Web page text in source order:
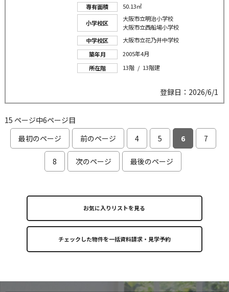
専有面積
50.13㎡
小学校区
大阪市立明治小学校
大阪市立西船場小学校
中学校区
大阪市立花乃井中学校
築年月
2005年4月
所在階
13階 / 13階建
登録日：2026/6/1
15 ページ中6ページ目
最初のページ
前のページ 4 5 6 7
8 次のページ 最後のページ
お気に入りリストを見る